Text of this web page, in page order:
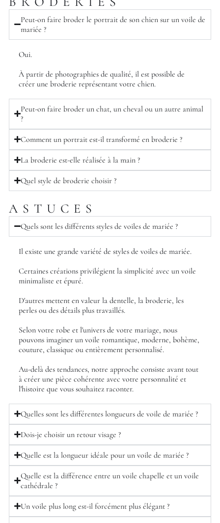
Peut-on faire broder le portrait de son chien sur un voile de
mariée ?
Oui.
À partir de photographies de qualité, il est possible de
créer une broderie représentant votre chien.
Peut-on faire broder un chat, un cheval ou un autre animal
?
Comment un portrait est-il transformé en broderie ?
La broderie est-elle réalisée à la main ?
Quel style de broderie choisir ?
ASTUCES
Quels sont les différents styles de voiles de mariée ?
Il existe une grande variété de styles de voiles de mariée.
Certaines créations privilégient la simplicité avec un voile
minimaliste et épuré.
D'autres mettent en valeur la dentelle, la broderie, les
perles ou des détails plus travaillés.
Selon votre robe et l'univers de votre mariage, nous
pouvons imaginer un voile romantique, moderne, bohème,
couture, classique ou entièrement personnalisé.
Au-delà des tendances, notre approche consiste avant tout
à créer une pièce cohérente avec votre personnalité et
l'histoire que vous souhaitez raconter.
Quelles sont les différentes longueurs de voile de mariée ?
Dois-je choisir un retour visage ?
Quelle est la longueur idéale pour un voile de mariée ?
Quelle est la différence entre un voile chapelle et un voile
cathédrale ?
Un voile plus long est-il forcément plus élégant ?